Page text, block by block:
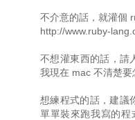
不介意的話，就灌個
http://www.ruby-
不想灌東西的話，請
我現在 mac 不清楚
想練程式的話，建議
單單裝來跑我寫的程